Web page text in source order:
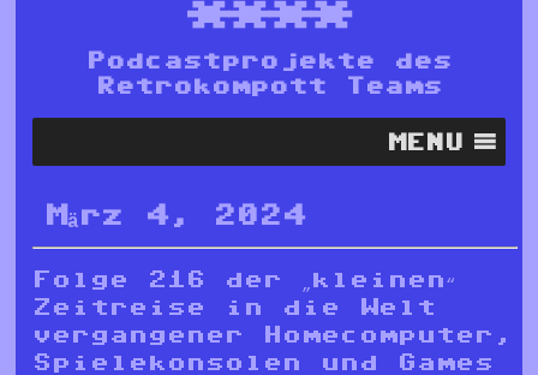
****
Podcastprojekte des
Retrokompott Teams
MENU
März 4, 2024
Folge 216 der „kleinen“
Zeitreise in die Welt
vergangener Homecomputer,
Spielekonsolen und Games